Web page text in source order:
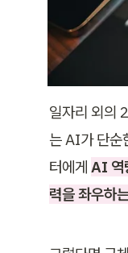
일자리 외의
는 AI가 단순
터에게 AI 역
력을 좌우하